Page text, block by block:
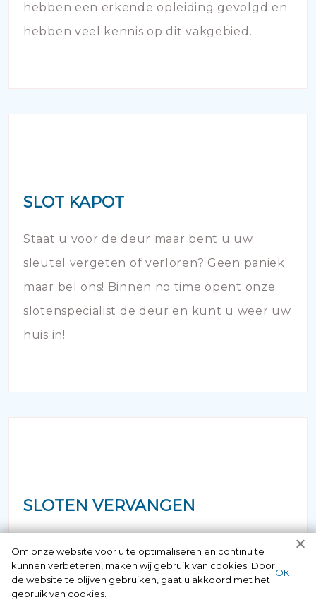
hebben een erkende opleiding gevolgd en
hebben veel kennis op dit vakgebied.
SLOT KAPOT
Staat u voor de deur maar bent u uw
sleutel vergeten of verloren? Geen paniek
maar bel ons! Binnen no time opent onze
slotenspecialist de deur en kunt u weer uw
huis in!
SLOTEN VERVANGEN
vervanging toe is? Bij veroudering van de
sloten van uw woning of bedrijfspand is het
Om onze website voor u te optimaliseren en continu te
kunnen verbeteren, maken wij gebruik van cookies. Door
de website te blijven gebruiken, gaat u akkoord met het
gebruik van cookies.
ОК